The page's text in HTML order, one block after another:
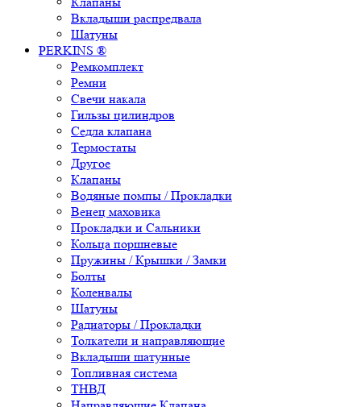
Вкладыши распредвала
Шатуны
PERKINS ®
Ремкомплект
Ремни
Свечи накала
Гильзы цилиндров
Седла клапана
Термостаты
Другое
Клапаны
Водяные помпы / Прокладки
Венец маховика
Прокладки и Сальники
Кольца поршневые
Пружины / Крышки / Замки
Болты
Коленвалы
Шатуны
Радиаторы / Прокладки
Толкатели и направляющие
Вкладыши шатунные
Топливная система
ТНВД